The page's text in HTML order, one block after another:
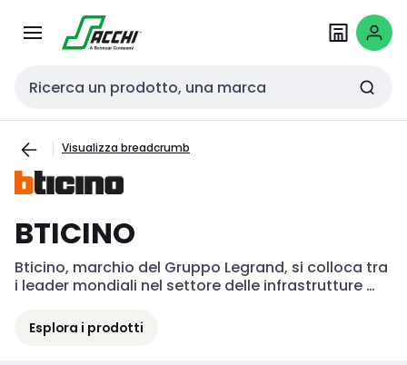
navigazionecontenuto
Cerca input
Visualizza breadcrumb
BTICINO
Bticino, marchio del Gruppo Legrand, si colloca tra
i leader mondiali nel settore delle infrastrutture
Con una costante propensione all’innovazione e al
Esplora i prodotti